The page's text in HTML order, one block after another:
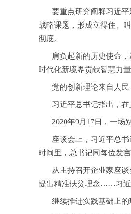
要重点研究阐释习近平
战略课题，形成立得住、
彻底。
肩负起新的历史使命，
时代化新境界贡献智慧力量
党的创新理论来自人民
习近平总书记指出，在
2020年9月17日，一场
座谈会上，习近平总书
时间里，总书记同每位发
从主持召开企业家座谈
提出精准扶贫理念……习近
继续推进实践基础上的